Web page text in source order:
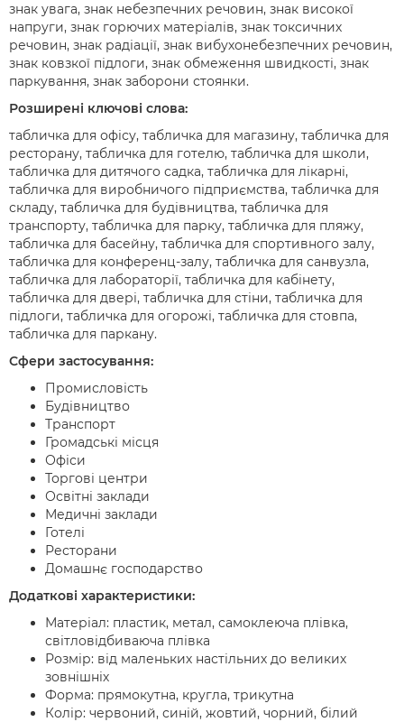
знак увага, знак небезпечних речовин, знак високої
напруги, знак горючих матеріалів, знак токсичних
речовин, знак радіації, знак вибухонебезпечних речовин,
знак ковзкої підлоги, знак обмеження швидкості, знак
паркування, знак заборони стоянки.
Розширені ключові слова:
табличка для офісу, табличка для магазину, табличка для
ресторану, табличка для готелю, табличка для школи,
табличка для дитячого садка, табличка для лікарні,
табличка для виробничого підприємства, табличка для
складу, табличка для будівництва, табличка для
транспорту, табличка для парку, табличка для пляжу,
табличка для басейну, табличка для спортивного залу,
табличка для конференц-залу, табличка для санвузла,
табличка для лабораторії, табличка для кабінету,
табличка для двері, табличка для стіни, табличка для
підлоги, табличка для огорожі, табличка для стовпа,
табличка для паркану.
Сфери застосування:
Промисловість
Будівництво
Транспорт
Громадські місця
Офіси
Торгові центри
Освітні заклади
Медичні заклади
Готелі
Ресторани
Домашнє господарство
Додаткові характеристики:
Матеріал: пластик, метал, самоклеюча плівка,
світловідбиваюча плівка
Розмір: від маленьких настільних до великих
зовнішніх
Форма: прямокутна, кругла, трикутна
Колір: червоний, синій, жовтий, чорний, білий